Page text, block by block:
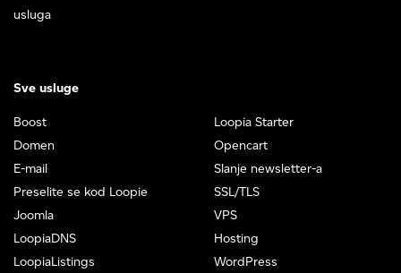
usluga
Sve usluge
Boost
Domen
E-mail
Preselite se kod Loopie
Joomla
LoopiaDNS
LoopiaListings
Loopia Starter
Opencart
Slanje newsletter-a
SSL/TLS
VPS
Hosting
WordPress